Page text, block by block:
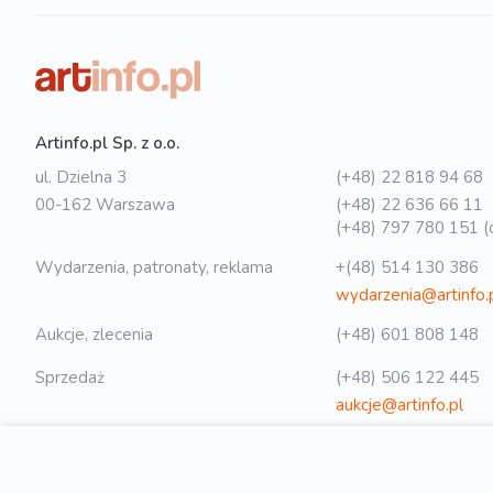
Artinfo.pl Sp. z o.o.
ul. Dzielna 3
00-162 Warszawa
(+48) 22 818 94 68
(+48) 22 636 66 11
(+48) 797 780 151
Wydarzenia, patronaty, reklama
+(48) 514 130 386
Aukcje, zlecenia
(+48) 601 808 148
Sprzedaż
(+48) 506 122 445
aukcje@artinfo.pl